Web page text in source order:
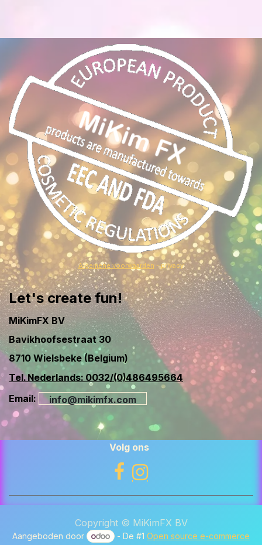
Algemene voorwaarden - privacy
Let's create fun!
MiKimFX BV
Bavikhoofsestraat 30
8710 Wielsbeke (Belgium)
Tel. Nederlands: 0032/(0)486495664
Email:
info@mikimfx.com
Volg ons
Copyright © MiKimFX BV
Aangeboden door - De #1Open source e-commerce